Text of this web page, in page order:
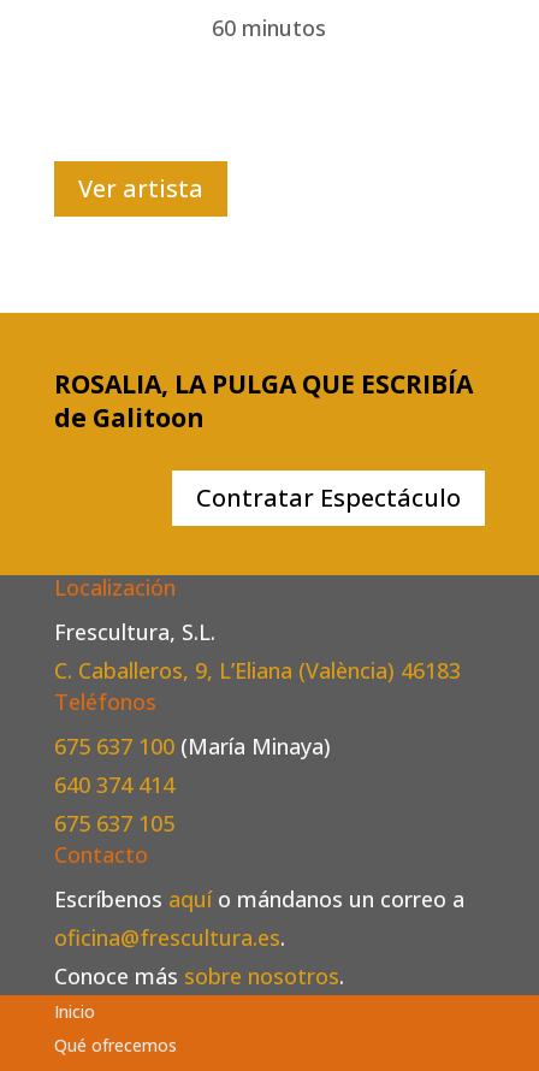
60 minutos
Ver artista
ROSALIA, LA PULGA QUE ESCRIBÍA
de Galitoon
Contratar Espectáculo
Localización
Frescultura, S.L.
C. Caballeros, 9, L’Eliana (València) 46183
Teléfonos
675 637 100 (María Minaya)
640 374 414
675 637 105
Contacto
Escríbenos aquío mándanos un correo a
oficina@frescultura.es.
Conoce más sobre nosotros.
Inicio
Qué ofrecemos